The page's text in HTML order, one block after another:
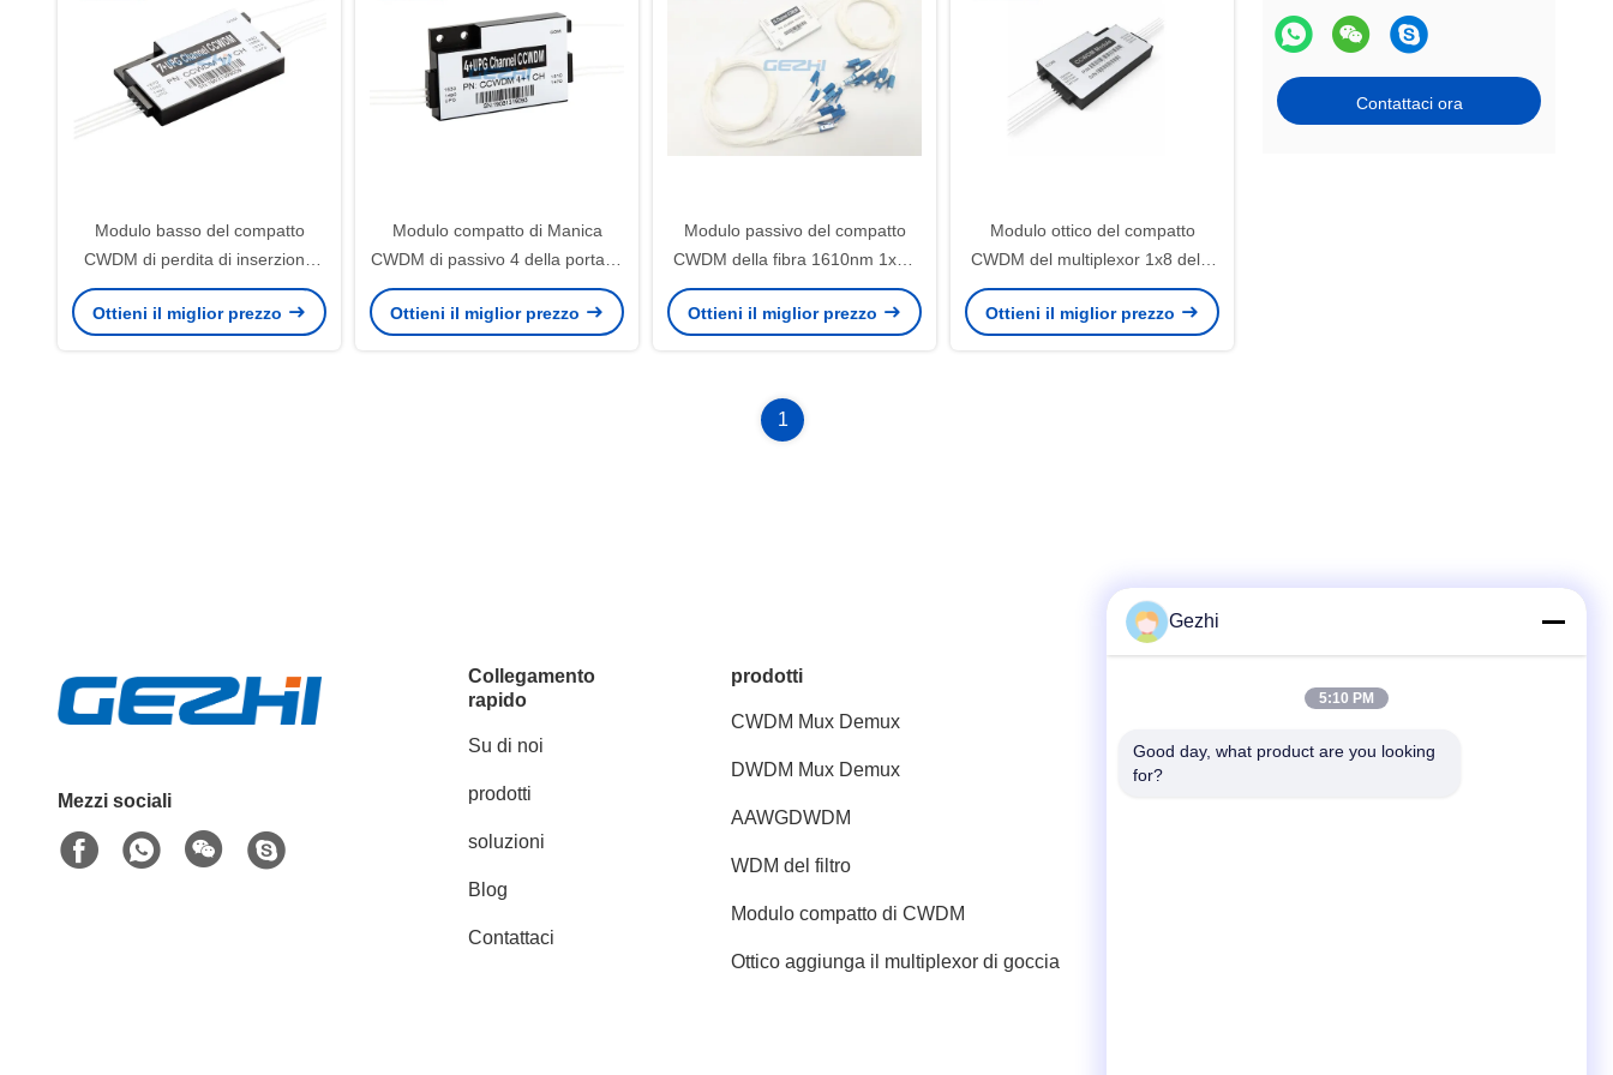
Contattaci ora
Modulo basso del compatto
CWDM di perdita di inserzione
mini 1590nm 1x7 CH
Ottieni il miglior prezzo
Modulo compatto di Manica
CWDM di passivo 4 della porta di
aggiornamento
Ottieni il miglior prezzo
Modulo passivo del compatto
CWDM della fibra 1610nm 1x18
del PC di LC singolo
Ottieni il miglior prezzo
Modulo ottico del compatto
CWDM del multiplexor 1x8 della
mini fibra
Ottieni il miglior prezzo
1
Mezzi sociali
Collegamento
rapido
Su di noi
prodotti
soluzioni
Blog
Contattaci
prodotti
CWDM Mux Demux
DWDM Mux Demux
AAWGDWDM
WDM del filtro
Modulo compatto di CWDM
Ottico aggiunga il multiplexor di goccia
86-755-2377-1707
Gezhi
5:10 PM
Good day, what product are you looking
for?